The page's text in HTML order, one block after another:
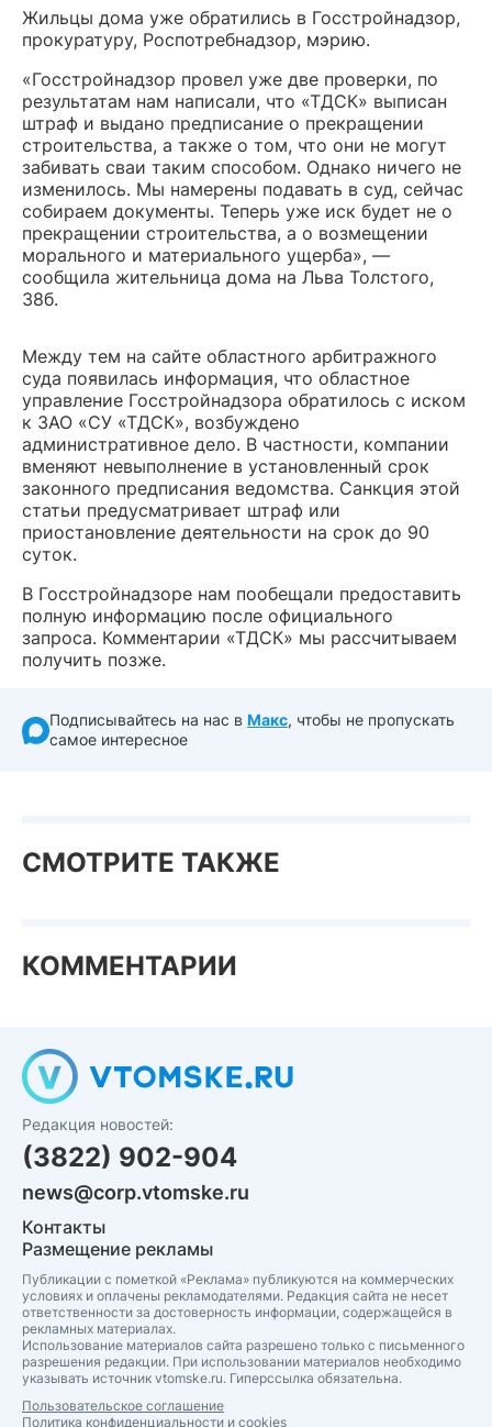
Жильцы дома уже обратились в Госстройнадзор,
прокуратуру, Роспотребнадзор, мэрию.
«Госстройнадзор провел уже две проверки, по
результатам нам написали, что «ТДСК» выписан
штраф и выдано предписание о прекращении
строительства, а также о том, что они не могут
забивать сваи таким способом. Однако ничего не
изменилось. Мы намерены подавать в суд, сейчас
собираем документы. Теперь уже иск будет не о
прекращении строительства, а о возмещении
морального и материального ущерба», —
сообщила жительница дома на Льва Толстого,
38б.
Между тем на сайте областного арбитражного
суда появилась информация, что областное
управление Госстройнадзора обратилось с иском
к ЗАО «СУ «ТДСК», возбуждено
административное дело. В частности, компании
вменяют невыполнение в установленный срок
законного предписания ведомства. Санкция этой
статьи предусматривает штраф или
приостановление деятельности на срок до 90
суток.
В Госстройнадзоре нам пообещали предоставить
полную информацию после официального
запроса. Комментарии «ТДСК» мы рассчитываем
получить позже.
Подписывайтесь на нас в Макс, чтобы не пропускать
самое интересное
СМОТРИТЕ ТАКЖЕ
КОММЕНТАРИИ
Редакция новостей:
(3822) 902-904
news@corp.vtomske.ru
Контакты
Размещение рекламы
Публикации с пометкой «Реклама» публикуются на коммерческих
условиях и оплачены рекламодателями. Редакция сайта не несет
ответственности за достоверность информации, содержащейся в
рекламных материалах.
Использование материалов сайта разрешено только с письменного
разрешения редакции. При использовании материалов необходимо
указывать источник vtomske.ru. Гиперссылка обязательна.
Пользовательское соглашение
Политика конфиденциальности и cookies